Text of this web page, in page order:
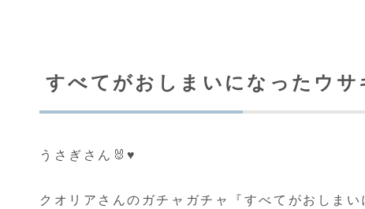
すべてがおしまいになったウ
うさぎさん🐰♥️
クオリアさんのガチャガチャ『すべてがおしま